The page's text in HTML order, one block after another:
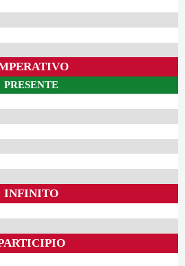
PRESENTE
INFINITO